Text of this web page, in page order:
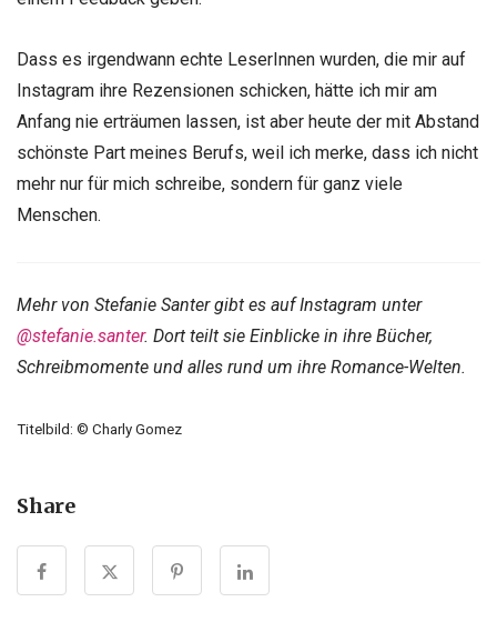
Dass es irgendwann echte LeserInnen wurden, die mir auf
Instagram ihre Rezensionen schicken, hätte ich mir am
Anfang nie erträumen lassen, ist aber heute der mit Abstand
schönste Part meines Berufs, weil ich merke, dass ich nicht
mehr nur für mich schreibe, sondern für ganz viele
Menschen.
Mehr von Stefanie Santer gibt es auf Instagram unter
@stefanie.santer. Dort teilt sie Einblicke in ihre Bücher,
Schreibmomente und alles rund um ihre Romance-Welten.
Titelbild: © Charly Gomez
Share